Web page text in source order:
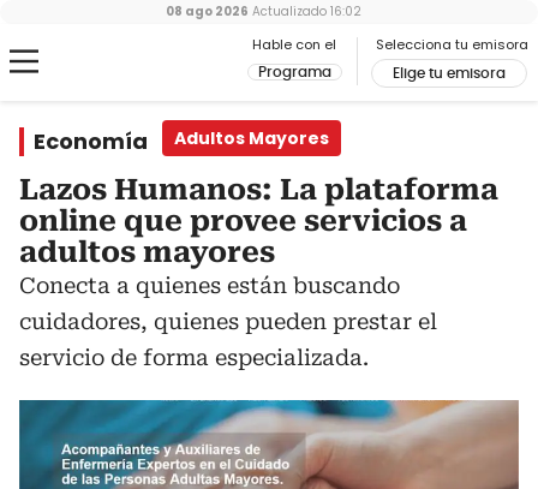
Hable con el
Programa
Selecciona tu emisora
Elige tu emisora
08 ago 2026 Actualizado 16:02
Economía Adultos Mayores
Lazos Humanos: La plataforma
online que provee servicios a
adultos mayores
Conecta a quienes están buscando
cuidadores, quienes pueden prestar el
servicio de forma especializada.